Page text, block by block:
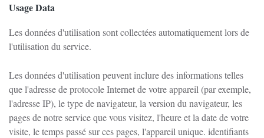
Usage Data
Les données d'utilisation sont collectées automatiquement lors de
l'utilisation du service.
Les données d'utilisation peuvent inclure des informations telles
que l'adresse de protocole Internet de votre appareil (par exemple,
l'adresse IP), le type de navigateur, la version du navigateur, les
pages de notre service que vous visitez, l'heure et la date de votre
visite, le temps passé sur ces pages, l'appareil unique. identifiants